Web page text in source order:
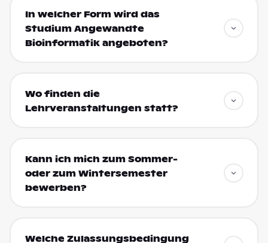
In welcher Form wird das
Studium Angewandte
Bioinformatik angeboten?
Wo finden die
Lehrveranstaltungen statt?
Kann ich mich zum Sommer-
oder zum Wintersemester
bewerben?
Welche Zulassungsbedingung